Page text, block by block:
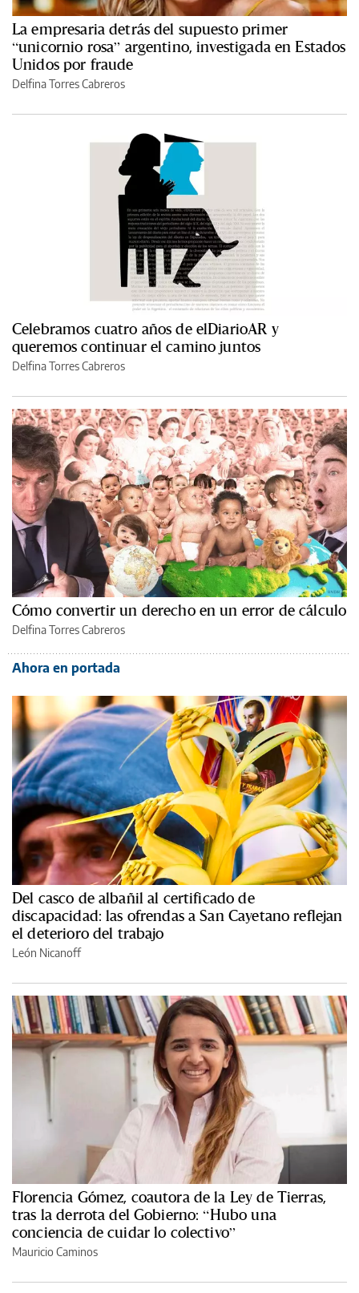
La empresaria detrás del supuesto primer
“unicornio rosa” argentino, investigada en Estados
Unidos por fraude
Delfina Torres Cabreros
Celebramos cuatro años de elDiarioAR y
queremos continuar el camino juntos
Delfina Torres Cabreros
Cómo convertir un derecho en un error de cálculo
Delfina Torres Cabreros
Ahora en portada
Del casco de albañil al certificado de
discapacidad: las ofrendas a San Cayetano reflejan
el deterioro del trabajo
León Nicanoff
Florencia Gómez, coautora de la Ley de Tierras,
tras la derrota del Gobierno: “Hubo una
conciencia de cuidar lo colectivo”
Mauricio Caminos